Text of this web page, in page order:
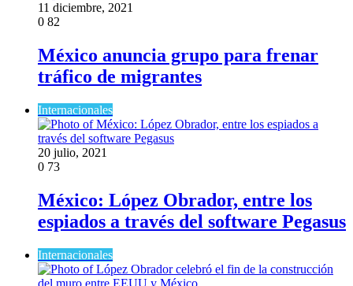
11 diciembre, 2021
0 82
México anuncia grupo para frenar
tráfico de migrantes
Internacionales
20 julio, 2021
0 73
México: López Obrador, entre los
espiados a través del software Pegasus
Internacionales